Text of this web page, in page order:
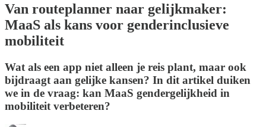
Van routeplanner naar gelijkmaker:
MaaS als kans voor genderinclusieve
mobiliteit
Wat als een app niet alleen je reis plant, maar ook
bijdraagt aan gelijke kansen? In dit artikel duiken
we in de vraag: kan MaaS gendergelijkheid in
mobiliteit verbeteren?